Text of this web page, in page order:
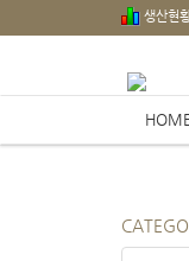
생산현